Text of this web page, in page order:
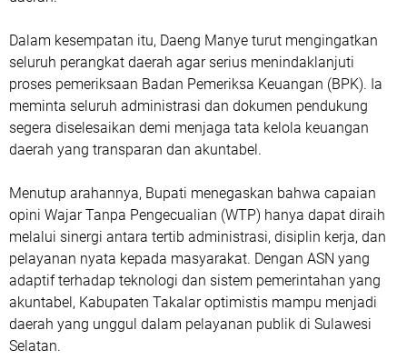
Dalam kesempatan itu, Daeng Manye turut mengingatkan
seluruh perangkat daerah agar serius menindaklanjuti
proses pemeriksaan Badan Pemeriksa Keuangan (BPK). Ia
meminta seluruh administrasi dan dokumen pendukung
segera diselesaikan demi menjaga tata kelola keuangan
daerah yang transparan dan akuntabel.
Menutup arahannya, Bupati menegaskan bahwa capaian
opini Wajar Tanpa Pengecualian (WTP) hanya dapat diraih
melalui sinergi antara tertib administrasi, disiplin kerja, dan
pelayanan nyata kepada masyarakat. Dengan ASN yang
adaptif terhadap teknologi dan sistem pemerintahan yang
akuntabel, Kabupaten Takalar optimistis mampu menjadi
daerah yang unggul dalam pelayanan publik di Sulawesi
Selatan.